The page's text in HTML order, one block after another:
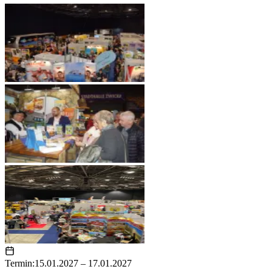
Termin:15.01.2027 – 17.01.2027